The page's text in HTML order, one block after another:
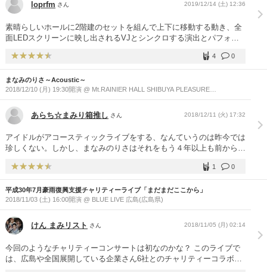
loprfm さん 2019/12/14 (土) 12:36
素晴らしいホールに2階建のセットを組んで上下に移動する動き、全
面LEDスクリーンに映し出されるVJとシンクロする演出とパフォー
来ました。12年培った息の合ったハーモニーとダンスがひたすら心
地よかったです
0
4
まなみのりさ～Acoustic～
2018/12/10 (月) 19:30開演 @ Mt.RAINIER HALL SHIBUYA PLEASURE
PLEASURE(東京都)
あらち☆まみり箱推し さん 2018/12/11 (火) 17:32
アイドルがアコースティックライブをする、なんていうのは昨今では
珍しくない。しかし、まなみのりさはそれをもう４年以上も前から先
ぶりだが、ミニアコースティックやアコースティックコーナーを含ん
だライブはそれこそ数限りなく実施している。歌とハモリだけではな
くダンスパフォーマンスにも定評があるまなみのりさだが、アコース
ティックライブはそのダンスパフォーマンスを敢えて封じてもなお、
歌声だけで惹きつけることができるアコースティックライブは彼女た
ちの真骨頂。 ただ、アコースティックライブといえば、普段ノリノ
リの曲も逆にしっとりとアレンジして違う一面を魅せる、というのが
定番だし、今回もそういう感じになるのだと思っていた。しかし、抱
いていたそういうアコースティックライブの固定観念を良い意味で裏
0
1
平成30年7月豪雨復興支援チャリティーライブ「まだまだここから」
2018/11/03 (土) 16:00開演 @ BLUE LIVE 広島(広島県)
けん まみリスト さん 2018/11/05 (月) 02:14
今回のようなチャリティーコンサートは初なのかな？ このライブで
は、広島や全国展開している企業さん6社とのチャリティーコラボ商